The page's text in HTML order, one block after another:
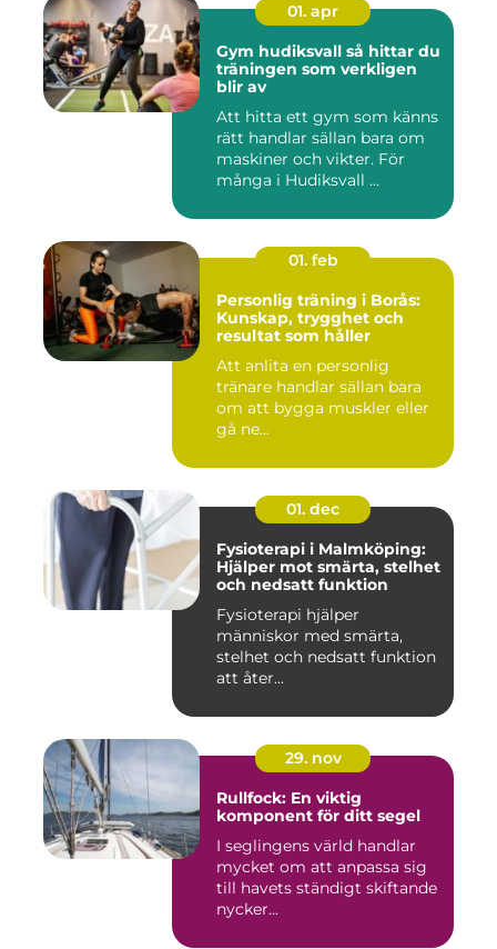
01. apr
Gym hudiksvall så hittar du
träningen som verkligen
blir av
Att hitta ett gym som känns
rätt handlar sällan bara om
maskiner och vikter. För
många i Hudiksvall ...
01. feb
Personlig träning i Borås:
Kunskap, trygghet och
resultat som håller
Att anlita en personlig
tränare handlar sällan bara
om att bygga muskler eller
gå ne...
01. dec
Fysioterapi i Malmköping:
Hjälper mot smärta, stelhet
och nedsatt funktion
Fysioterapi hjälper
människor med smärta,
stelhet och nedsatt funktion
att åter...
29. nov
Rullfock: En viktig
komponent för ditt segel
I seglingens värld handlar
mycket om att anpassa sig
till havets ständigt skiftande
nycker...